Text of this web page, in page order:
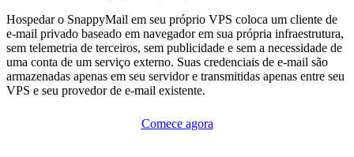
Hospedar o SnappyMail em seu próprio VPS coloca um cliente de
e-mail privado baseado em navegador em sua própria infraestrutura,
sem telemetria de terceiros, sem publicidade e sem a necessidade de
uma conta de um serviço externo. Suas credenciais de e-mail são
armazenadas apenas em seu servidor e transmitidas apenas entre seu
VPS e seu provedor de e-mail existente.
Comece agora